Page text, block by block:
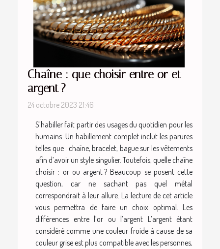
Chaîne : que choisir entre or et
argent ?
24 octobre 2023 21:46
S’habiller fait partir des usages du quotidien pour les
humains. Un habillement complet inclut les parures
telles que : chaîne, bracelet, bague sur les vêtements
afin d’avoir un style singulier. Toutefois, quelle chaîne
choisir : or ou argent ? Beaucoup se posent cette
question, car ne sachant pas quel métal
correspondrait à leur allure. La lecture de cet article
vous permettra de faire un choix optimal. Les
différences entre l’or ou l’argent L’argent étant
considéré comme une couleur froide à cause de sa
couleur grise est plus compatible avec les personnes,